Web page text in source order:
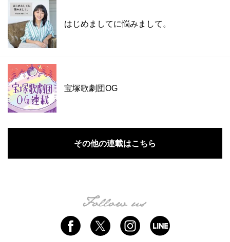
はじめましてに悩みまして。
宝塚歌劇団OG
その他の連載はこちら